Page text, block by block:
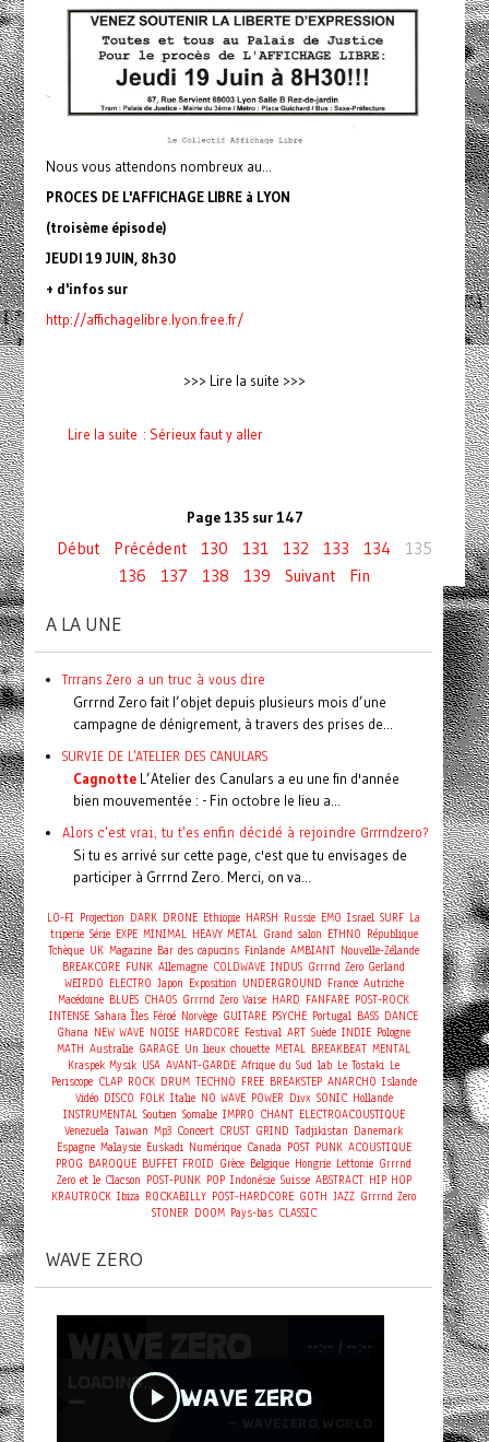
Nous vous attendons nombreux au...
PROCES DE L'AFFICHAGE LIBRE à LYON
(troisème épisode)
JEUDI 19 JUIN, 8h30
+ d'infos sur
http://affichagelibre.lyon .free.fr/
>>> Lire la suite >>>
Lire la suite : Sérieux faut y aller
Page 135 sur 147
Début Précédent 130 131 132 133 134
135
136
137 138 139 Suivant Fin
A LA UNE
Trrrans Zero a un truc à vous dire
Grrrnd Zero fait l’objet depuis plusieurs mois d’une
campagne de dénigrement, à travers des prises de...
SURVIE DE L'ATELIER DES CANULARS
CagnotteL’Atelier des Canulars a eu une fin d'année
bien mouvementée : - Fin octobre le lieu a...
Alors c'est vrai, tu t'es enfin décidé à rejoindre Grrrndzero?
Si tu es arrivé sur cette page, c'est que tu envisages de
participer à Grrrnd Zero. Merci, on va...
LO-FI Projection DARK DRONE Ethiopie HARSH Russie EMO Israel SURF La
triperie Série EXPE MINIMAL HEAVY METAL Grand salon ETHNO République
Tchèque UK Magazine Bar des capucins Finlande AMBIANT Nouvelle-Zélande
BREAKCORE FUNK Allemagne COLDWAVE INDUS Grrrnd Zero Gerland
WEIRDO ELECTRO Japon Exposition UNDERGROUND France Autriche
Macédoine BLUES CHAOS Grrrnd Zero Vaise HARD FANFARE POST-ROCK
INTENSE Sahara Îles Féroé Norvège GUITARE PSYCHE Portugal BASS DANCE
Ghana NEW WAVE NOISE HARDCORE Festival ART Suède INDIE Pologne
MATH Australie GARAGE Un lieux chouette METAL BREAKBEAT MENTAL
Kraspek Mysik USA AVANT-GARDE Afrique du Sud lab Le Tostaki Le
Periscope CLAP ROCK DRUM TECHNO FREE BREAKSTEP ANARCHO Islande
Vidéo DISCO FOLK Italie NO WAVE POWER Divx SONIC Hollande
INSTRUMENTAL Soutien Somalie IMPRO CHANT ELECTROACOUSTIQUE
Venezuela Taiwan Mp3 Concert CRUST GRIND Tadjikistan Danemark
Espagne Malaysie Euskadi Numérique Canada POST PUNK ACOUSTIQUE
PROG BAROQUE BUFFET FROID Grèce Belgique Hongrie Lettonie Grrrnd
Zero et le Clacson POST-PUNK POP Indonésie Suisse ABSTRACT HIP HOP
KRAUTROCK Ibiza ROCKABILLY POST-HARDCORE GOTH JAZZ Grrrnd Zero
STONER DOOM Pays-bas CLASSIC
WAVE ZERO